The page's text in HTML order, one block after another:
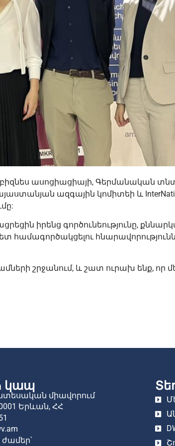
բիզնես ասոցիացիայի, Գերմանական
ազգային կոմիտեի և
իրենց գործունեությունը,
համագործակցելու
շրջանում, և շատ ուրախ ենք, որ
կապ
միավորում
Երևան, ՀՀ